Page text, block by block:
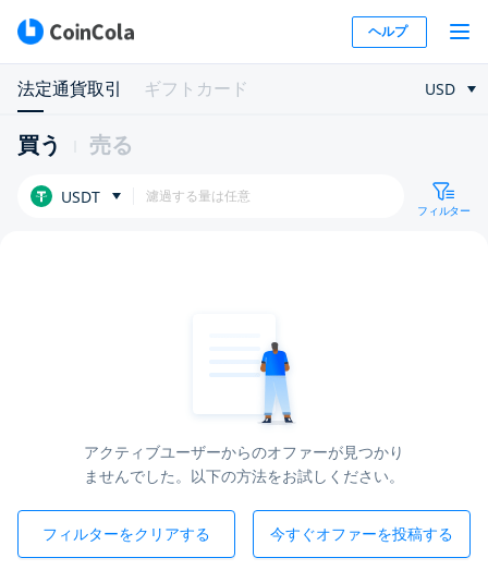
ヘルプ
法定通貨取引 ギフトカード USD
買う 売る
USDT
フィルター
アクティブユーザーからのオファーが見つかり
ませんでした。以下の方法をお試しください。
フィルターをクリアする 今すぐオファーを投稿する